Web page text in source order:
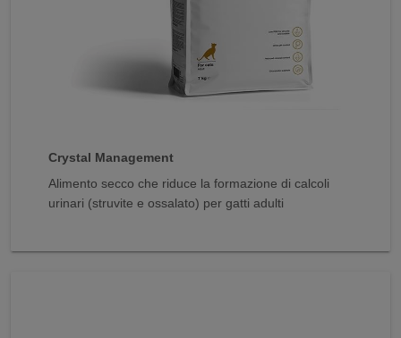
Crystal Management
Alimento secco che riduce la formazione di calcoli
urinari (struvite e ossalato) per gatti adulti